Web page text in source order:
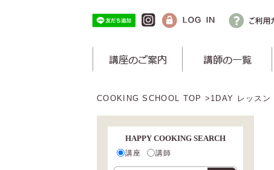
COOKING SCHOOL TOP > 1DAY レッスン
HAPPY COOKING SEARCH
講座 講師